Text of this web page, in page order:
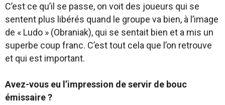
C’est ce qu’il se passe, on voit des joueurs qui se
sentent plus libérés quand le groupe va bien, à l’image
de « Ludo » (Obraniak), qui se sentait bien et a mis un
superbe coup franc. C’est tout cela que l’on retrouve
et qui est important.
Avez-vous eu l’impression de servir de bouc
émissaire ?